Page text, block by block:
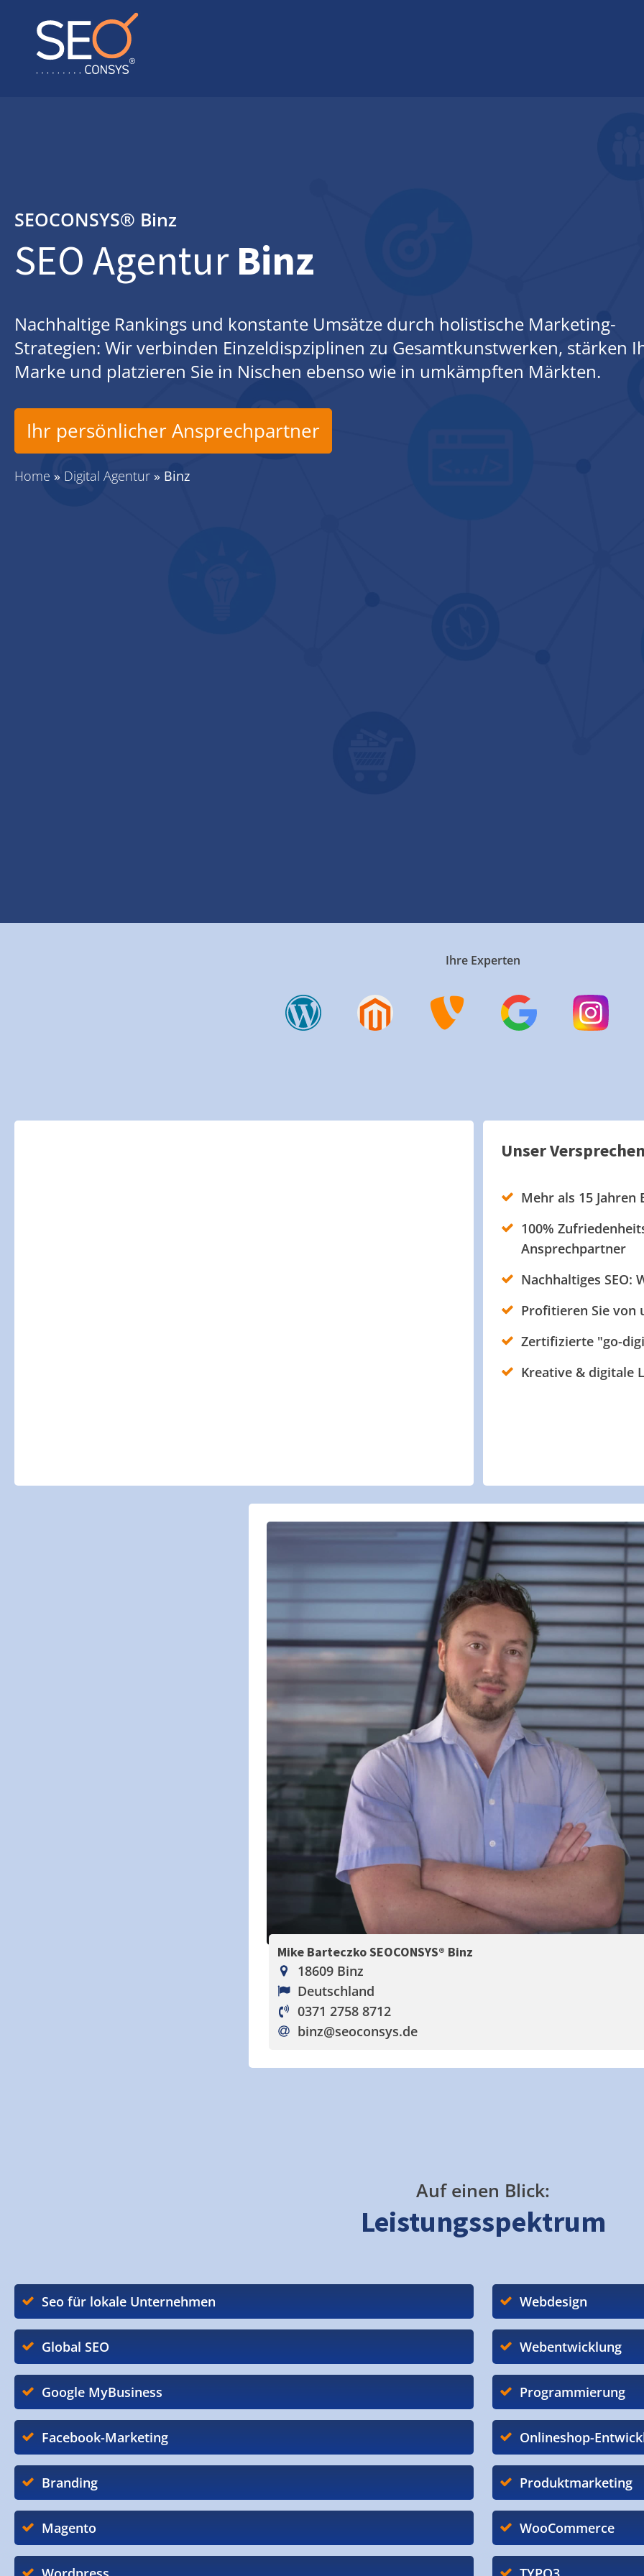
SEOCONSYS® Binz
SEO Agentur Binz
Nachhaltige Rankings und konstante Umsätze durch holistische Marketing-
Strategien: Wir verbinden Einzeldispziplinen zu Gesamtkunstwerken, stärken
Marke und platzieren Sie in Nischen ebenso wie in umkämpften Märkten.
Ihr persönlicher Ansprechpartner
Home » Digital Agentur » Binz
Ihre Experten
Unser
Mehr als 15
100%
Ansprechpartner
Nachhaltiges
Profitieren Sie von
Zertifizierte "go-
Kreative & digitale
Mike Barteczko SEOCONSYS® Binz
18609 Binz
Deutschland
0371 2758 8712
binz@seoconsys.de
Auf einen Blick:
Leistungsspektrum
Seo für lokale Unternehmen
Global SEO
Google MyBusiness
Facebook-Marketing
Branding
Magento
Webdesign
Webentwicklung
Programmierung
Onlineshop-
Produktmarketing
WooCommerce